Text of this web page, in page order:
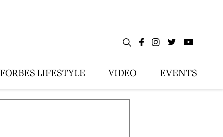
FORBES LIFESTYLE VIDEO EVENTS